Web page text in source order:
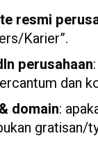
resmi
Karier”.
perusahaan
dan
domain:
gratisan/